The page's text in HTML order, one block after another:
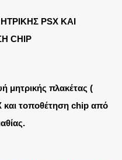
PSX ΚΑΙ
CHIP
μητρικής πλακέτας (
τοποθέτηση chip από